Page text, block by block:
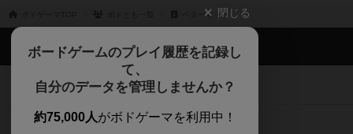
ベターぐっと閉じる
ボードゲームのプレイ履歴を記録し
て、
自分のデータを管理しませんか？
約75,000人がボドゲーマを利用中！
ボドゲーマTOP
ボードゲームを検索する
ボードゲームの新着レビュー